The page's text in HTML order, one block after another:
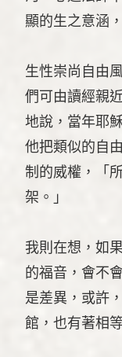
顯的生之意涵
生性崇尚自由
們可由讀經親
地說，當年耶
他把類似的自
制的威權，「
架。」
我則在想，如
的福音，會不
是差異，或許
館，也有著相